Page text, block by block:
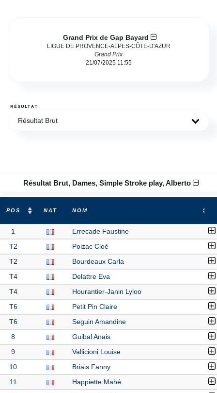
Grand Prix de Gap Bayard
LIGUE DE PROVENCE-ALPES-CÔTE-D'AZUR
Grand Prix
21/07/2025 11:55
RÉSULTAT
Résultat Brut
Résultat Brut, Dames, Simple Stroke play, Alberto
POS NAT NOM
1 Errecade Faustine
T2 Poizac Cloé
T2 Bourdeaux Carla
T4 Delattre Eva
T4 Hourantier-Janin Lyloo
T6 Petit Pin Claire
T6 Seguin Amandine
8 Guibal Anais
9 Vallicioni Louise
10 Briais Fanny
11 Happiette Mahé